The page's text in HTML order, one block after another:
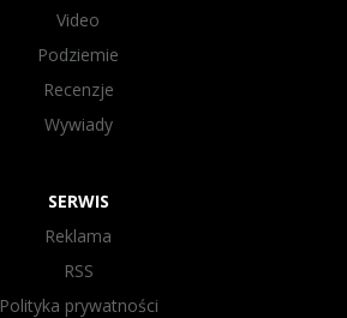
Video
Podziemie
Recenzje
Wywiady
SERWIS
Reklama
RSS
Polityka prywatności